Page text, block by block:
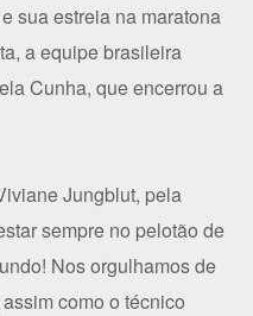
sua estreia na maratona
a equipe brasileira
Cunha, que encerrou a
Jungblut, pela
sempre no pelotão de
Nos orgulhamos de
como o técnico